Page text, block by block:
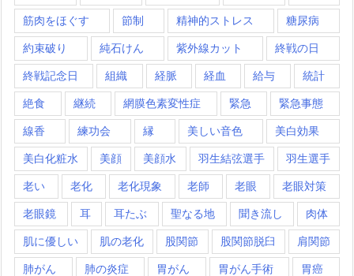
筋肉をほぐす 節制 精神的ストレス 糖尿病
約束破り 純石けん 紫外線カット 終戦の日
終戦記念日 組織 経脈 経血 給与 統計
絶食 継続 網膜色素変性症 緊急 緊急事態
線香 練功会 縁 美しい音色 美白効果
美白化粧水 美顔 美顔水 羽生結弦選手 羽生選手
老い 老化 老化現象 老師 老眼 老眼対策
老眼鏡 耳 耳たぶ 聖なる地 聞き流し 肉体
肌に優しい 肌の老化 股関節 股関節脱臼 肩関節
肺がん 肺の炎症 胃がん 胃がん手術 胃癌